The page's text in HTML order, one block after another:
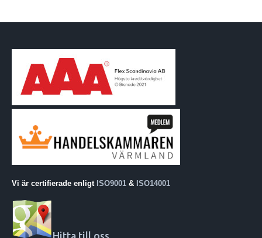
Vi är certifierade enligt ISO9001 & ISO14001